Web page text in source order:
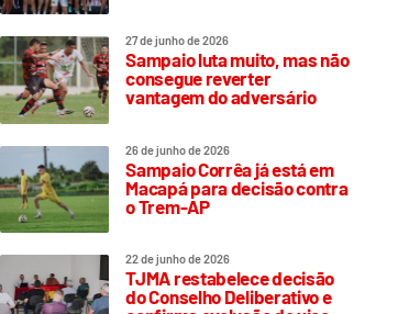
27 de junho de 2026
Sampaio luta muito, mas não
consegue reverter
vantagem do adversário
26 de junho de 2026
Sampaio Corrêa já está em
Macapá para decisão contra
o Trem-AP
22 de junho de 2026
TJMA restabelece decisão
do Conselho Deliberativo e